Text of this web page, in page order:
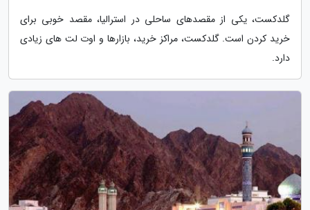
گلدکست، یکی از مقصدهای ساحلی در استرالیا، مقصد خوبی برای
خرید کردن است. گلدکست، مراکز خرید، بازارها و اوت لت های زیادی
دارد.